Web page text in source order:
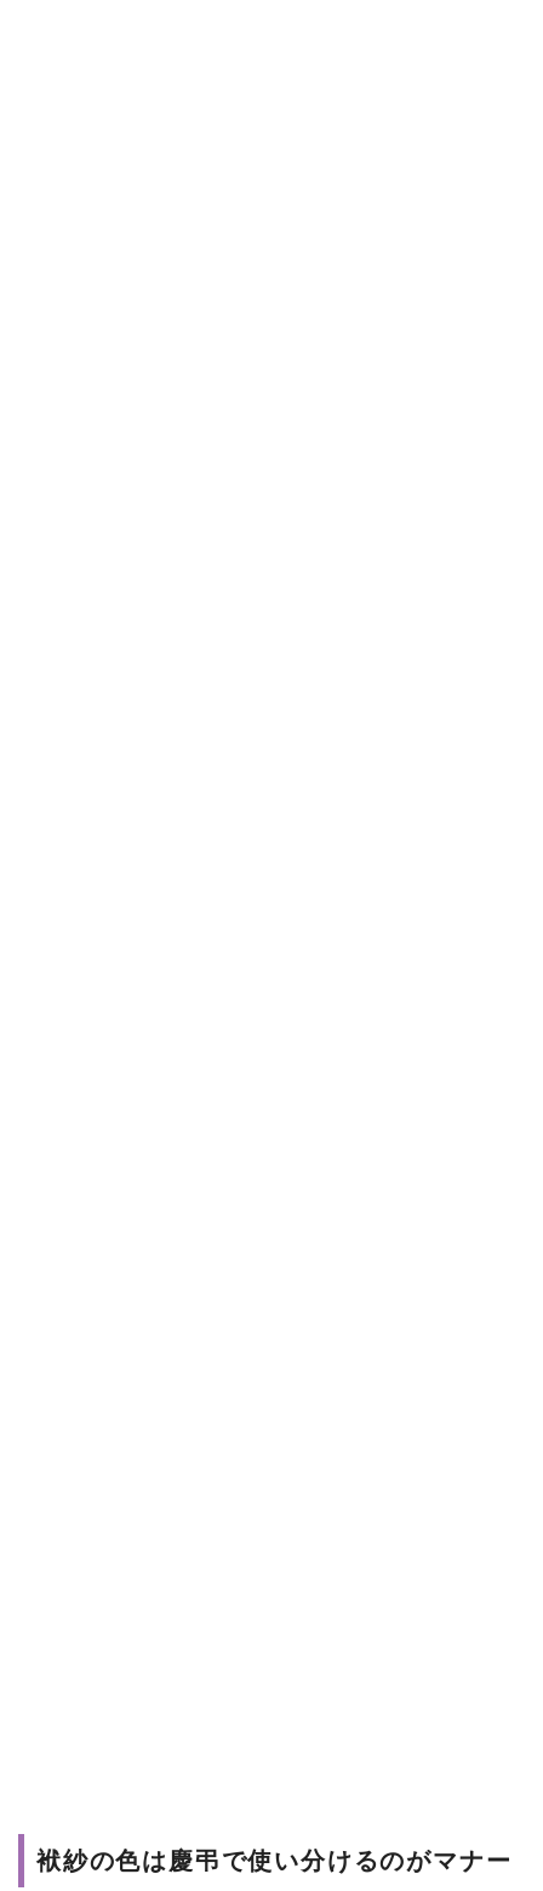
袱紗の色は慶弔で使い分けるのがマナー